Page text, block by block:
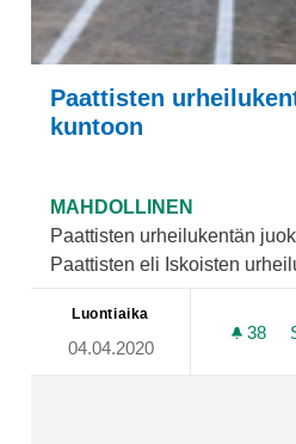
Paattisten
kuntoon
MAHDOLLINEN
Paattisten urheilukentän
Paattisten eli Iskoisten
Luontiaika
04.04.2020
38